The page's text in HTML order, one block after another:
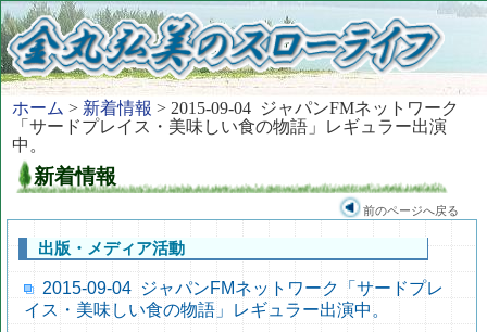
ホーム > 新着情報 > 2015-09-04 ジャパンFMネットワーク
「サードプレイス・美味しい食の物語」レギュラー出演
中。
新着情報
前のページへ戻る
出版・メディア活動
2015-09-04 ジャパンFMネットワーク「サードプレ
イス・美味しい食の物語」レギュラー出演中。